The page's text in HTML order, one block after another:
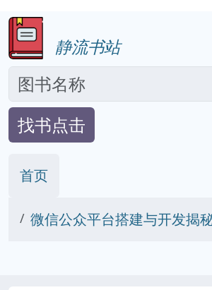
静流书站
找书点击
首页
微信公众平台搭建与开发揭